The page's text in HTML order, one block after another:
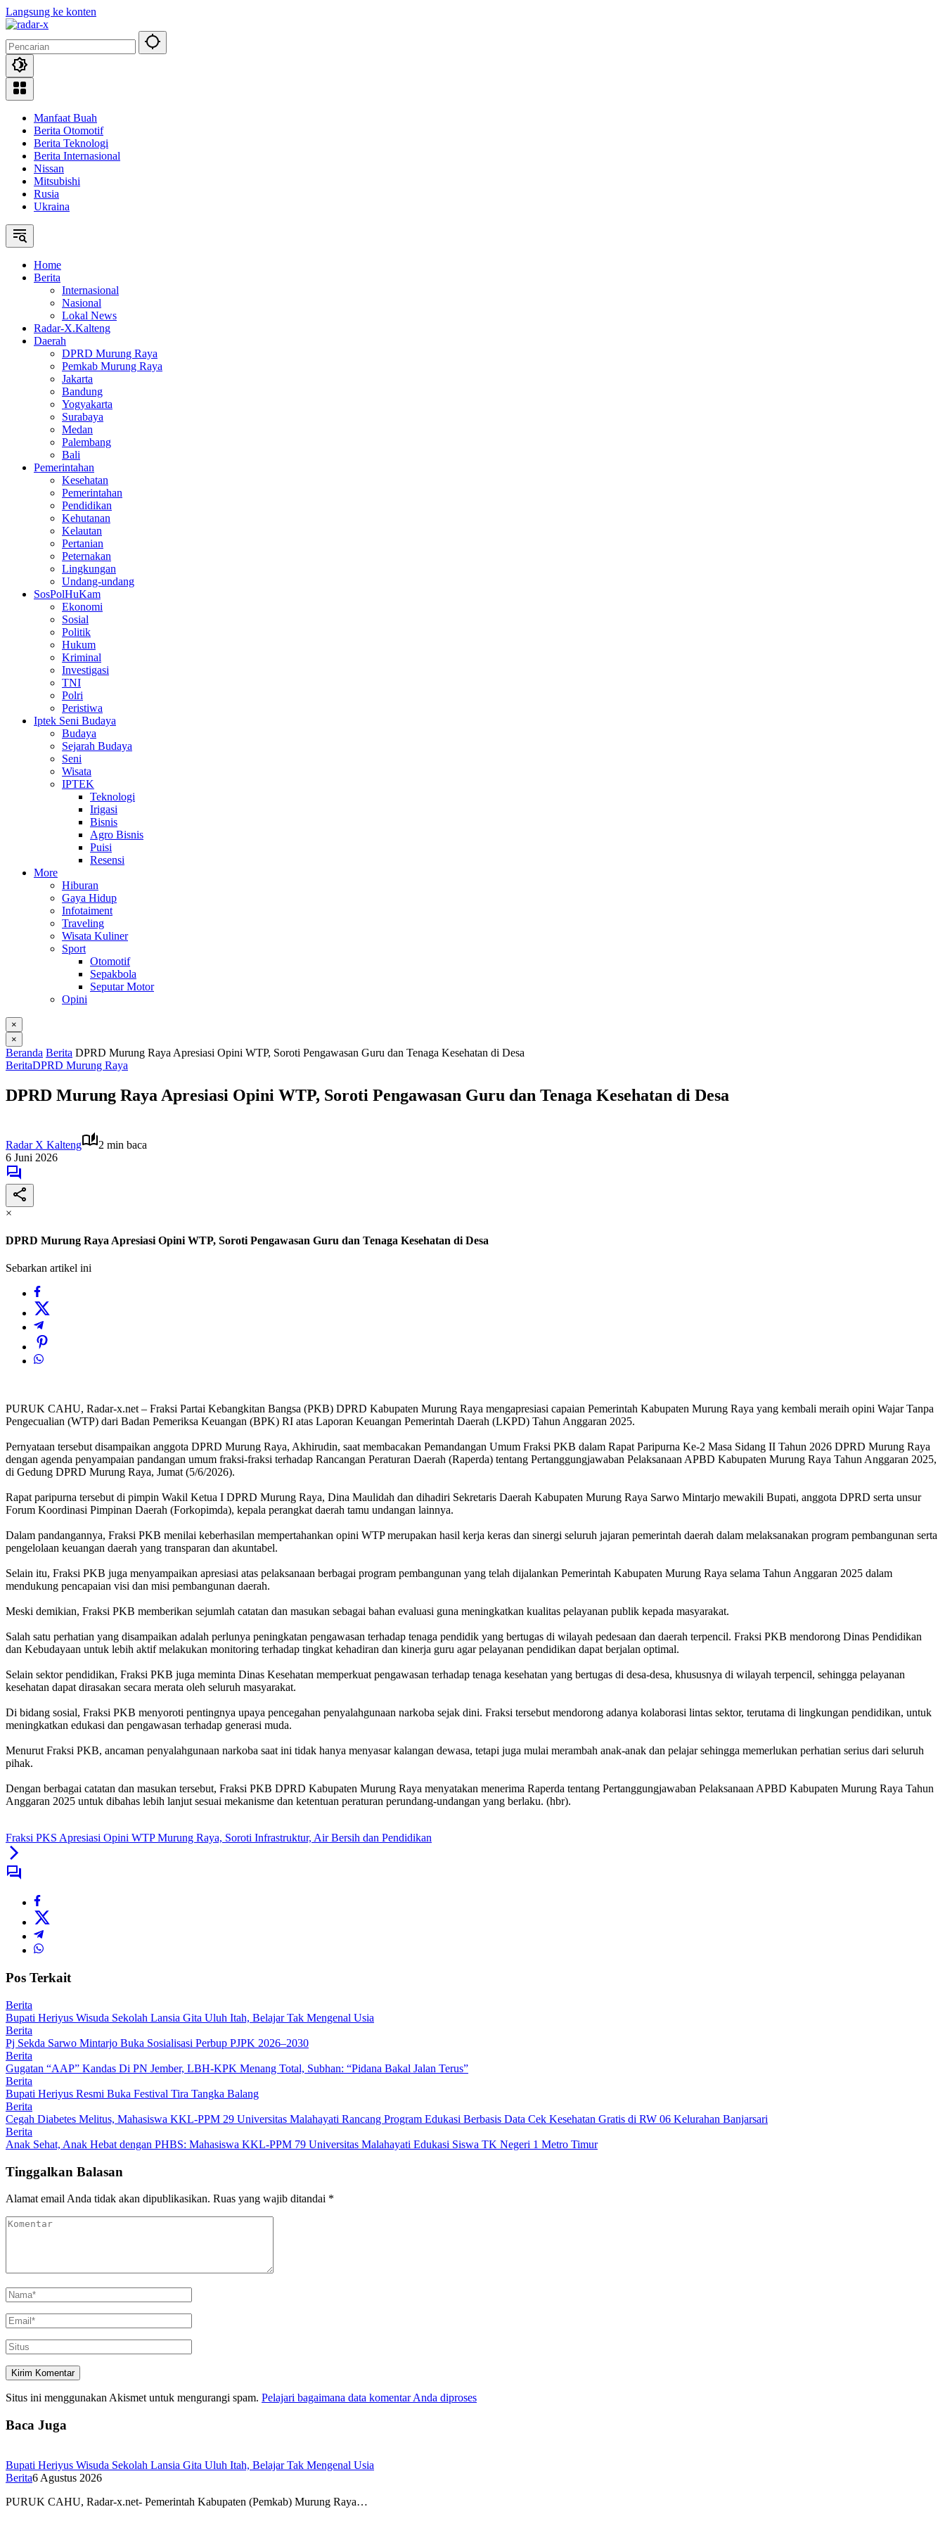
Langsung ke konten
Manfaat Buah
Berita Otomotif
Berita Teknologi
Berita Internasional
Nissan
Mitsubishi
Rusia
Ukraina
Home
Berita
Internasional
Nasional
Lokal News
Radar-X.Kalteng
Daerah
DPRD Murung Raya
Pemkab Murung Raya
Jakarta
Bandung
Yogyakarta
Surabaya
Medan
Palembang
Bali
Pemerintahan
Kesehatan
Pemerintahan
Pendidikan
Kehutanan
Kelautan
Pertanian
Peternakan
Lingkungan
Undang-undang
SosPolHuKam
Ekonomi
Sosial
Politik
Hukum
Kriminal
Investigasi
TNI
Polri
Peristiwa
Iptek Seni Budaya
Budaya
Sejarah Budaya
Seni
Wisata
IPTEK
Teknologi
Irigasi
Bisnis
Agro Bisnis
Puisi
Resensi
More
Hiburan
Gaya Hidup
Infotaiment
Traveling
Wisata Kuliner
Sport
Otomotif
Sepakbola
Seputar Motor
Opini
×
×
Beranda Berita DPRD Murung Raya Apresiasi Opini WTP, Soroti Pengawasan Guru dan Tenaga Kesehatan di Desa
BeritaDPRD Murung Raya
DPRD Murung Raya Apresiasi Opini WTP, Soroti Pengawasan Guru dan Tenaga Kesehatan di Desa
Radar X Kalteng
2 min baca
6 Juni 2026
×
DPRD Murung Raya Apresiasi Opini WTP, Soroti Pengawasan Guru dan Tenaga Kesehatan di Desa
Sebarkan artikel ini
PURUK CAHU, Radar-x.net – Fraksi Partai Kebangkitan Bangsa (PKB) DPRD Kabupaten Murung Raya mengapresiasi capaian Pemerintah Kabupaten Murung Raya yang kembali meraih opini Wajar Tanpa
Pengecualian (WTP) dari Badan Pemeriksa Keuangan (BPK) RI atas Laporan Keuangan Pemerintah Daerah (LKPD) Tahun Anggaran 2025.
Pernyataan tersebut disampaikan anggota DPRD Murung Raya, Akhirudin, saat membacakan Pemandangan Umum Fraksi PKB dalam Rapat Paripurna Ke-2 Masa Sidang II Tahun 2026 DPRD Murung Raya
dengan agenda penyampaian pandangan umum fraksi-fraksi terhadap Rancangan Peraturan Daerah (Raperda) tentang Pertanggungjawaban Pelaksanaan APBD Kabupaten Murung Raya Tahun Anggaran 2025,
di Gedung DPRD Murung Raya, Jumat (5/6/2026).
Rapat paripurna tersebut di pimpin Wakil Ketua I DPRD Murung Raya, Dina Maulidah dan dihadiri Sekretaris Daerah Kabupaten Murung Raya Sarwo Mintarjo mewakili Bupati, anggota DPRD serta unsur
Forum Koordinasi Pimpinan Daerah (Forkopimda), kepala perangkat daerah tamu undangan lainnya.
Dalam pandangannya, Fraksi PKB menilai keberhasilan mempertahankan opini WTP merupakan hasil kerja keras dan sinergi seluruh jajaran pemerintah daerah dalam melaksanakan program pembangunan serta
pengelolaan keuangan daerah yang transparan dan akuntabel.
Selain itu, Fraksi PKB juga menyampaikan apresiasi atas pelaksanaan berbagai program pembangunan yang telah dijalankan Pemerintah Kabupaten Murung Raya selama Tahun Anggaran 2025 dalam
mendukung pencapaian visi dan misi pembangunan daerah.
Meski demikian, Fraksi PKB memberikan sejumlah catatan dan masukan sebagai bahan evaluasi guna meningkatkan kualitas pelayanan publik kepada masyarakat.
Salah satu perhatian yang disampaikan adalah perlunya peningkatan pengawasan terhadap tenaga pendidik yang bertugas di wilayah pedesaan dan daerah terpencil. Fraksi PKB mendorong Dinas Pendidikan
dan Kebudayaan untuk lebih aktif melakukan monitoring terhadap tingkat kehadiran dan kinerja guru agar pelayanan pendidikan dapat berjalan optimal.
Selain sektor pendidikan, Fraksi PKB juga meminta Dinas Kesehatan memperkuat pengawasan terhadap tenaga kesehatan yang bertugas di desa-desa, khususnya di wilayah terpencil, sehingga pelayanan
kesehatan dapat dirasakan secara merata oleh seluruh masyarakat.
Di bidang sosial, Fraksi PKB menyoroti pentingnya upaya pencegahan penyalahgunaan narkoba sejak dini. Fraksi tersebut mendorong adanya kolaborasi lintas sektor, terutama di lingkungan pendidikan, untuk
meningkatkan edukasi dan pengawasan terhadap generasi muda.
Menurut Fraksi PKB, ancaman penyalahgunaan narkoba saat ini tidak hanya menyasar kalangan dewasa, tetapi juga mulai merambah anak-anak dan pelajar sehingga memerlukan perhatian serius dari seluruh
pihak.
Dengan berbagai catatan dan masukan tersebut, Fraksi PKB DPRD Kabupaten Murung Raya menyatakan menerima Raperda tentang Pertanggungjawaban Pelaksanaan APBD Kabupaten Murung Raya Tahun
Anggaran 2025 untuk dibahas lebih lanjut sesuai mekanisme dan ketentuan peraturan perundang-undangan yang berlaku. (hbr).
Fraksi PKS Apresiasi Opini WTP Murung Raya, Soroti Infrastruktur, Air Bersih dan Pendidikan
Pos Terkait
Berita
Bupati Heriyus Wisuda Sekolah Lansia Gita Uluh Itah, Belajar Tak Mengenal Usia
Berita
Pj Sekda Sarwo Mintarjo Buka Sosialisasi Perbup PJPK 2026–2030
Berita
Gugatan “AAP” Kandas Di PN Jember, LBH-KPK Menang Total, Subhan: “Pidana Bakal Jalan Terus”
Berita
Bupati Heriyus Resmi Buka Festival Tira Tangka Balang
Berita
Cegah Diabetes Melitus, Mahasiswa KKL-PPM 29 Universitas Malahayati Rancang Program Edukasi Berbasis Data Cek Kesehatan Gratis di RW 06 Kelurahan Banjarsari
Berita
Anak Sehat, Anak Hebat dengan PHBS: Mahasiswa KKL-PPM 79 Universitas Malahayati Edukasi Siswa TK Negeri 1 Metro Timur
Tinggalkan Balasan
Alamat email Anda tidak akan dipublikasikan. Ruas yang wajib ditandai *
Situs ini menggunakan Akismet untuk mengurangi spam. Pelajari bagaimana data komentar Anda diproses
Baca Juga
Bupati Heriyus Wisuda Sekolah Lansia Gita Uluh Itah, Belajar Tak Mengenal Usia
Berita6 Agustus 2026
PURUK CAHU, Radar-x.net- Pemerintah Kabupaten (Pemkab) Murung Raya…